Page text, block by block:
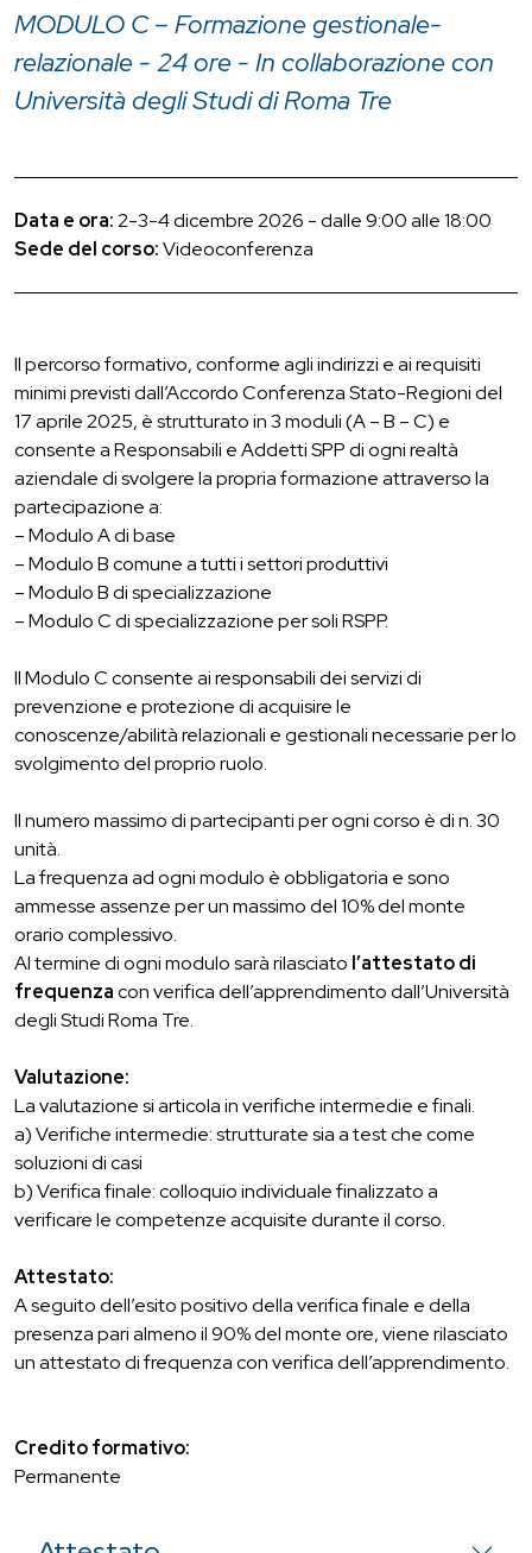
MODULO C – Formazione gestionale-
relazionale - 24 ore - In collaborazione con
Università degli Studi di Roma Tre
Data e ora:2-3-4 dicembre 2026 - dalle 9:00 alle 18:00
Sede del corso:Videoconferenza
Il percorso formativo, conforme agli indirizzi e ai requisiti
minimi previsti dall’Accordo Conferenza Stato-Regioni del
17 aprile 2025, è strutturato in 3 moduli (A – B – C) e
consente a Responsabili e Addetti SPP di ogni realtà
aziendale di svolgere la propria formazione attraverso la
partecipazione a:
– Modulo A di base
– Modulo B comune a tutti i settori produttivi
– Modulo B di specializzazione
– Modulo C di specializzazione per soli RSPP.
Il Modulo C consente ai responsabili dei servizi di
prevenzione e protezione di acquisire le
conoscenze/abilità relazionali e gestionali necessarie per lo
svolgimento del proprio ruolo.
Il numero massimo di partecipanti per ogni corso è di n. 30
unità.
La frequenza ad ogni modulo è obbligatoria e sono
ammesse assenze per un massimo del 10% del monte
orario complessivo.
Al termine di ogni modulo sarà rilasciato l’attestato di
frequenzacon verifica dell’apprendimento dall’Università
degli Studi Roma Tre.
Valutazione:
La valutazione si articola in verifiche intermedie e finali.
a) Verifiche intermedie: strutturate sia a test che come
soluzioni di casi
b) Verifica finale: colloquio individuale finalizzato a
verificare le competenze acquisite durante il corso.
Attestato:
A seguito dell’esito positivo della verifica finale e della
presenza pari almeno il 90% del monte ore, viene rilasciato
un attestato di frequenza con verifica dell’apprendimento.
Credito formativo:
Permanente